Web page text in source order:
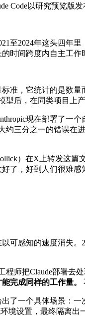
Code以研究预览版
至2024年这头四年
时间跨度内自主工作
准，它统计的是数
型后，在同类项目上
现在部署了一
约三分之一的错误在
）在X上转发这
了，好到人们很难感
可感知的速度消失
师把Claude部署去
完成同样的工作量。
了一个具体场景：
境设置，最终隔离出